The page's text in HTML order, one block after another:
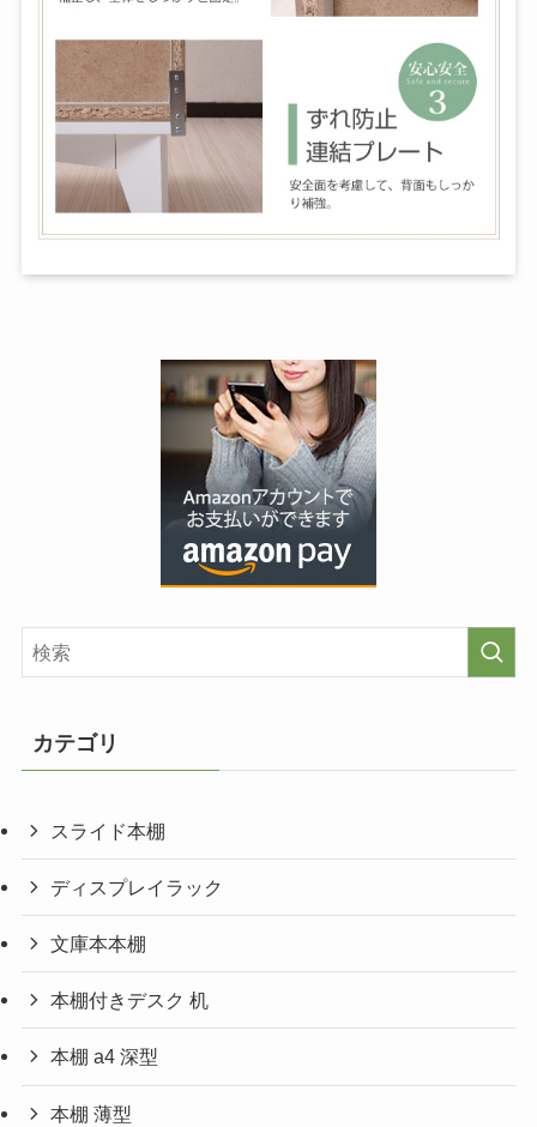
カテゴリ
スライド本棚
ディスプレイラック
文庫本本棚
本棚付きデスク 机
本棚 a4 深型
本棚 薄型